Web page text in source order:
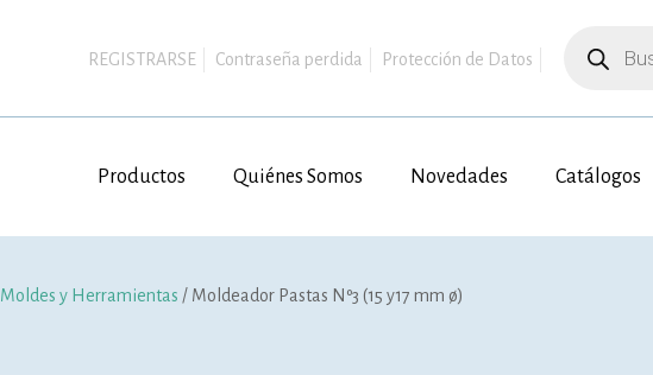
REGISTRARSE Contraseña perdida Protección de Datos
productos
Productos Quiénes Somos Novedades Catálogos
Moldes y Herramientas / Moldeador Pastas Nº3 (15 y17 mm ø)